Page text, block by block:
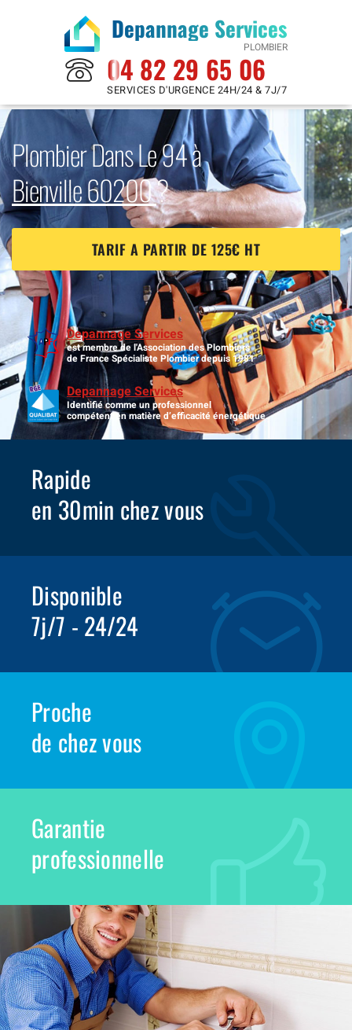
Depannage Services
PLOMBIER
04 82 29 65 06
SERVICES D'URGENCE 24H/24 & 7J/7
Plombier Dans Le 94 à
Bienville 60200?
TARIF A PARTIR DE 125€ HT
Depannage Services
est membre de l'Association des Plombiers
de France Spécialiste Plombier depuis 1981
Depannage Services
Identifié comme un professionnel
compétent en matière d’efficacité énergétique.
Rapide
en 30min chez vous
Disponible
7j/7 - 24/24
Proche
de chez vous
Garantie
professionnelle